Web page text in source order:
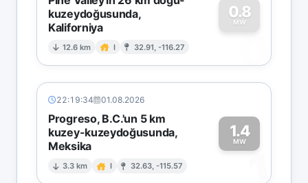
kuzeydoğusunda,
Kaliforniya
12.6 km I 32.91, -116.27
0.8
MW
0
22:19:34 01.08.2026
Progreso, B.C.'un 5 km
kuzey-kuzeydoğusunda,
Meksika
3.3 km I 32.63, -115.57
1.4
MW
1